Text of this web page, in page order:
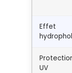
Effet
UV